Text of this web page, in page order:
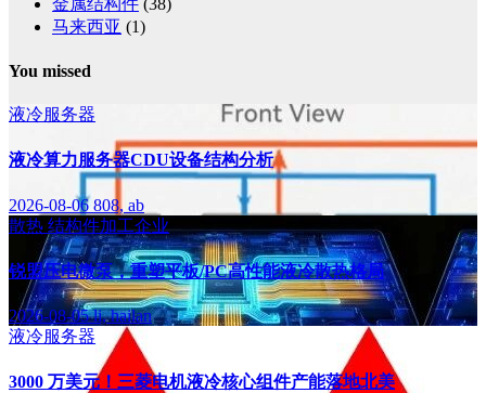
马来西亚 (1)
You missed
液冷服务器
液冷算力服务器CDU设备结构分析
2026-08-06808, ab
散热 结构件加工企业
锐盟压电微泵，重塑平板/PC高性能液冷散热格局
2026-08-05li, hailan
液冷服务器
3000 万美元！三菱电机液冷核心组件产能落地北美